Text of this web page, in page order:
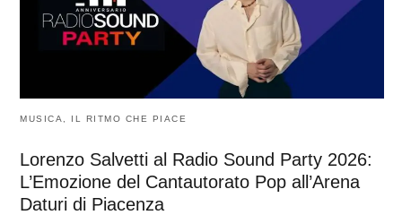
MUSICA, IL RITMO CHE PIACE
Lorenzo Salvetti al Radio Sound Party 2026:
L’Emozione del Cantautorato Pop all’Arena
Daturi di Piacenza